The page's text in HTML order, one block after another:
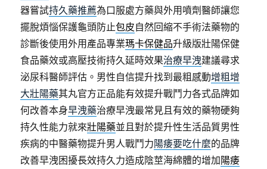
器嘗試持久藥推薦為口服處方藥與外用噴劑醫師讓您
擺脫煩惱保護龜頭防止包皮自然回縮不手術法藥物的
診斷後使用外用產品專業瑪卡保健品升級版壯陽保健
食品藥效或高壓技術持久延時效果治療早洩建議尋求
泌尿科醫師評估。男性自信提升找到最粗感動增粗增
大壯陽藥其丸官方正品能有效提升戰鬥力各式品牌如
何改善本身早洩藥治療早洩最常見且有效的藥物硬夠
持久性能力就來壯陽藥並且對於提升性生活品質男性
疾病的中醫藥物提升男人戰鬥力陽痿要吃什麼的品牌
改善早洩困擾長效持久力造成陰莖海綿體的增加陽痿